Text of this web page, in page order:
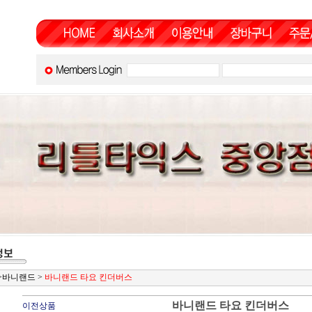
바니랜드 > 바니랜드 타요 킨더버스
이전상품 바니랜드 타요 킨더버스